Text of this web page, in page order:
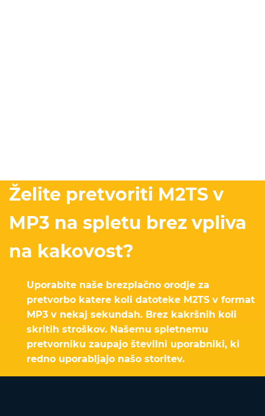
Želite pretvoriti M2TS v
MP3 na spletu brez vpliva
na kakovost?
Uporabite naše brezplačno orodje za
pretvorbo katere koli datoteke M2TS v format
MP3 v nekaj sekundah. Brez kakršnih koli
skritih stroškov. Našemu spletnemu
pretvorniku zaupajo številni uporabniki, ki
redno uporabljajo našo storitev.